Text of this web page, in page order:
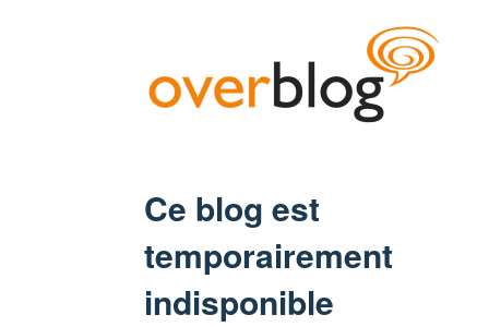
Ce blog est
temporairement
indisponible